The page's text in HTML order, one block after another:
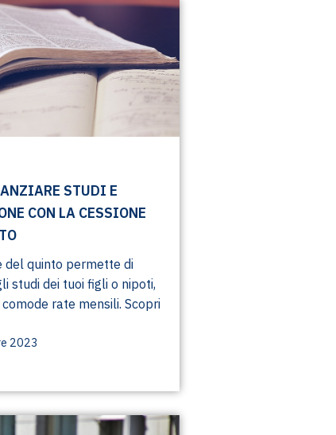
STUDI E
CON LA CESSIONE
del quinto permette di
studi dei tuoi figli o nipoti,
rate mensili. Scopri
2023